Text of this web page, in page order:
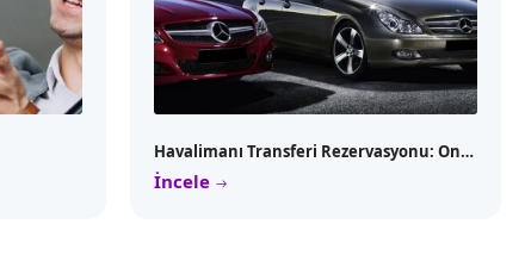
Havalimanı Transferi Rezervasyonu: Online Yapmanın Avantajları
İncele